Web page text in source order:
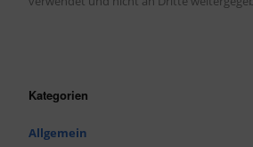
Kategorien
Allgemein